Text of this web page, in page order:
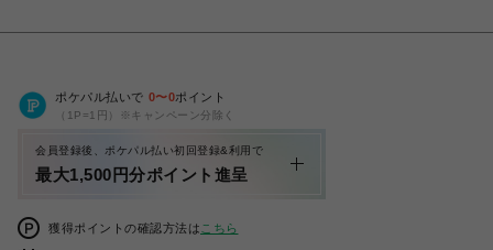
ポケパル払いで 0〜0ポイント
（1P=1円）※キャンペーン分除く
会員登録後、ポケパル払い初回登録&利用で
最大1,500円分ポイント進呈
獲得ポイントの確認方法は こちら